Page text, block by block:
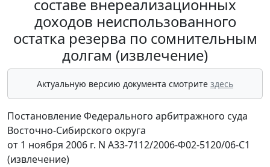
составе внереализационных
доходов неиспользованного
остатка резерва по сомнительным
долгам (извлечение)
Актуальную версию документа смотрите здесь
Постановление Федерального арбитражного суда
Восточно-Сибирского округа
от 1 ноября 2006 г. N А33-7112/2006-Ф02-5120/06-С1
(извлечение)